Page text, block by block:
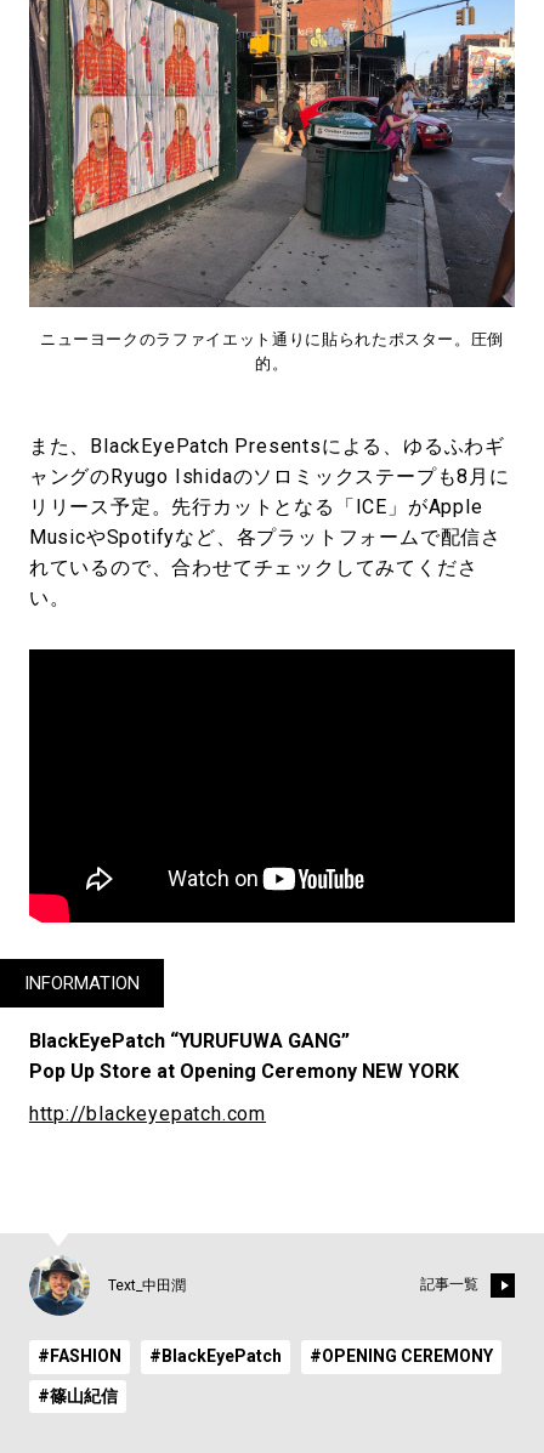
ニューヨークのラファイエット通りに貼られたポスター。圧倒
的。
また、BlackEyePatch Presentsによる、ゆるふわギ
ャングのRyugo Ishidaのソロミックステープも8月に
リリース予定。先行カットとなる「ICE」がApple
MusicやSpotifyなど、各プラットフォームで配信さ
れているので、合わせてチェックしてみてくださ
い。
INFORMATION
BlackEyePatch “YURUFUWA GANG”
Pop Up Store at Opening Ceremony NEW YORK
http://blackeyepatch.com
Text_中田潤 記事一覧
#FASHION #BlackEyePatch #OPENING CEREMONY
#篠山紀信